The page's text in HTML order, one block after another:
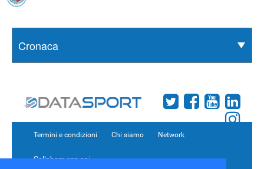
Termini e condizioni Chi siamo Network
Collabora con noi